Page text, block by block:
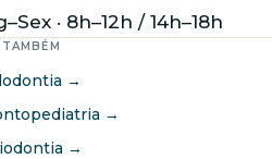
· 8h–12h / 14h–18h
→
→
→